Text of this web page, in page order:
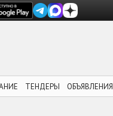
ТЕНДЕРЫ ОБЪЯВЛЕНИЯ